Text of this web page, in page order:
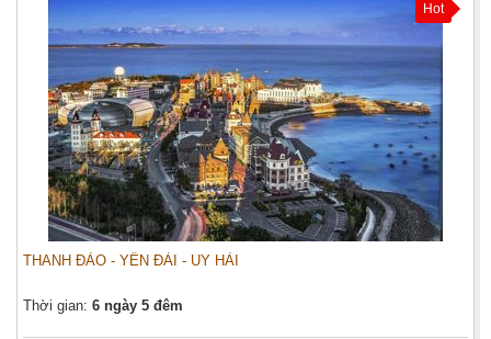
Hot
THANH ĐẢO - YÊN ĐÀI - UY HẢI
Thời gian: 6 ngày 5 đêm